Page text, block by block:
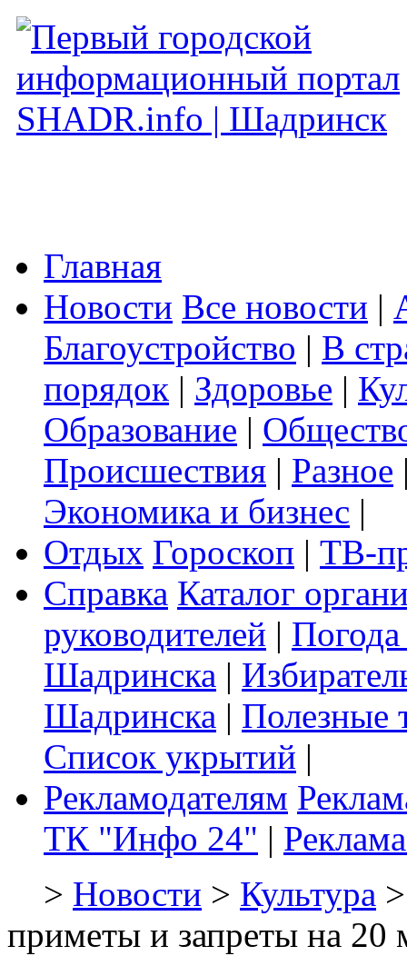
Главная
Новости Все новости |
Благоустройство | В
порядок | Здоровье |
Образование |
Происшествия | Разное
Экономика и бизнес |
Отдых Гороскоп | ТВ-
Справка Каталог
руководителей |
Шадринска |
Шадринска | Полезные
Список укрытий |
Рекламодателям
ТК "Инфо 24" |
> Новости > Культура
приметы и запреты на 20